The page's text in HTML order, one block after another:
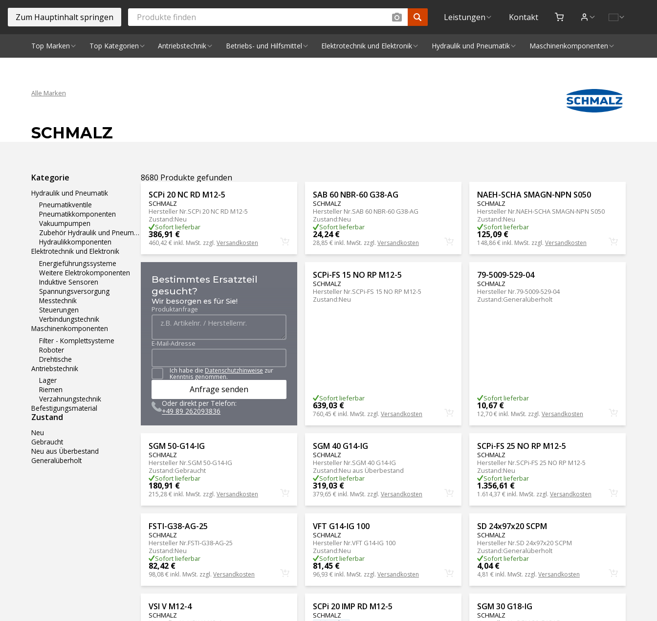
Zum Hauptinhalt springen Leistungen Kontakt
Top Marken Top Kategorien Antriebstechnik Betriebs- und Hilfsmittel Elektrotechnik und Elektronik Hydraulik und Pneumatik Maschinenkomponenten
Alle Marken
SCHMALZ
Ergebnisse filtern
Kategorie
Hydraulik und Pneumatik
Pneumatikventile
Pneumatikkomponenten
Vakuumpumpen
Zubehör Hydraulik und Pneumatik
Hydraulikkomponenten
Elektrotechnik und Elektronik
Energieführungssysteme
Weitere Elektrokomponenten
Induktive Sensoren
Spannungsversorgung
Messtechnik
Steuerungen
Verbindungstechnik
Maschinenkomponenten
Filter - Komplettsysteme
Roboter
Drehtische
Antriebstechnik
Lager
Riemen
Verzahnungstechnik
Befestigungsmaterial
Zustand
Neu
Gebraucht
Neu aus Überbestand
Generalüberholt
8680 Produkte gefunden
SCPi 20 NC RD M12-5
SCHMALZ
Hersteller Nr.SCPi 20 NC RD M12-5
Zustand:Neu
Sofort lieferbar
386,91 €
460,42 € inkl. MwSt. zzgl. Versandkosten
SAB 60 NBR-60 G38-AG
SCHMALZ
Hersteller Nr.SAB 60 NBR-60 G38-AG
Zustand:Neu
Sofort lieferbar
24,24 €
28,85 € inkl. MwSt. zzgl. Versandkosten
NAEH-SCHA SMAGN-NPN S050
SCHMALZ
Hersteller Nr.NAEH-SCHA SMAGN-NPN S050
Zustand:Neu
Sofort lieferbar
125,09 €
148,86 € inkl. MwSt. zzgl. Versandkosten
Bestimmtes Ersatzteil
gesucht?
Wir besorgen es für Sie!
Produktanfrage
E-Mail-Adresse
Ich habe die Datenschutzhinweise zur
Kenntnis genommen.
Anfrage senden
Oder direkt per Telefon:
+49 89 262093836
SCPi-FS 15 NO RP M12-5
SCHMALZ
Hersteller Nr.SCPi-FS 15 NO RP M12-5
Zustand:Neu
Sofort lieferbar
639,03 €
760,45 € inkl. MwSt. zzgl. Versandkosten
79-5009-529-04
SCHMALZ
Hersteller Nr.79-5009-529-04
Zustand:Generalüberholt
Sofort lieferbar
10,67 €
12,70 € inkl. MwSt. zzgl. Versandkosten
SGM 50-G14-IG
SCHMALZ
Hersteller Nr.SGM 50-G14-IG
Zustand:Gebraucht
Sofort lieferbar
180,91 €
215,28 € inkl. MwSt. zzgl. Versandkosten
SGM 40 G14-IG
SCHMALZ
Hersteller Nr.SGM 40 G14-IG
Zustand:Neu aus Überbestand
Sofort lieferbar
319,03 €
379,65 € inkl. MwSt. zzgl. Versandkosten
SCPi-FS 25 NO RP M12-5
SCHMALZ
Hersteller Nr.SCPi-FS 25 NO RP M12-5
Zustand:Neu
Sofort lieferbar
1.356,61 €
1.614,37 € inkl. MwSt. zzgl. Versandkosten
FSTI-G38-AG-25
SCHMALZ
Hersteller Nr.FSTI-G38-AG-25
Zustand:Neu
Sofort lieferbar
82,42 €
98,08 € inkl. MwSt. zzgl. Versandkosten
VFT G14-IG 100
SCHMALZ
Hersteller Nr.VFT G14-IG 100
Zustand:Neu
Sofort lieferbar
81,45 €
96,93 € inkl. MwSt. zzgl. Versandkosten
SD 24x97x20 SCPM
SCHMALZ
Hersteller Nr.SD 24x97x20 SCPM
Zustand:Generalüberholt
Sofort lieferbar
4,04 €
4,81 € inkl. MwSt. zzgl. Versandkosten
VSI V M12-4
SCHMALZ
SCPi 20 IMP RD M12-5
SCHMALZ
SGM 30 G18-IG
SCHMALZ